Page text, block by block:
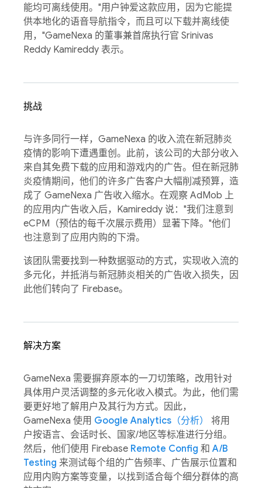
能均可离线使用。"用户钟爱这款应用，因为它能提
供本地化的语音导航指令，而且可以下载并离线使
用，"GameNexa 的董事兼首席执行官 Srinivas
Reddy Kamireddy 表示。
挑战
与许多同行一样，GameNexa 的收入流在新冠肺炎
疫情的影响下遭遇重创。此前，该公司的大部分收入
来自其免费下载的应用和游戏内的广告。但在新冠肺
炎疫情期间，他们的许多广告客户大幅削减预算，造
成了 GameNexa 广告收入缩水。在观察 AdMob 上
的应用内广告收入后，Kamireddy 说："我们注意到
eCPM（预估的每千次展示费用）显著下降。"他们
也注意到了应用内购的下滑。
该团队需要找到一种数据驱动的方式，实现收入流的
多元化，并抵消与新冠肺炎相关的广告收入损失，因
此他们转向了 Firebase。
解决方案
GameNexa 需要摒弃原本的一刀切策略，改用针对
具体用户灵活调整的多元化收入模式。为此，他们需
要更好地了解用户及其行为方式。因此，
GameNexa 使用 Google Analytics（分析）
将用
户按语言、会话时长、国家/地区等标准进行分组。
然后，他们使用 Firebase Remote Config 和 A/B
Testing 来测试每个组的广告频率、广告展示位置和
应用内购方案等变量，以找到适合每个细分群体的高